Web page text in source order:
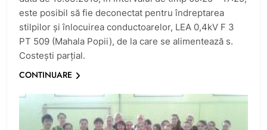
este posibil să fie deconectat pentru îndreptarea
stilpilor şi înlocuirea conductoarelor, LEA 0,4kV F 3
PT 509 (Mahala Popii), de la care se alimentează s.
Costeşti parţial.
CONTINUARE